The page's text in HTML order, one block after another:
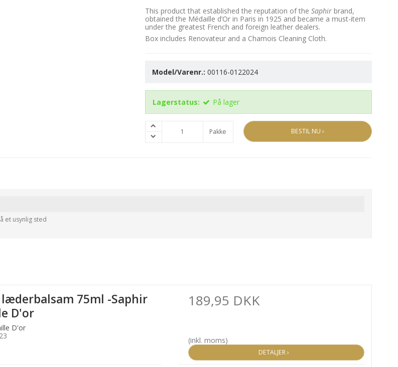
This product that established the reputation of the Saphirbrand,
obtained the Médaille d’Or in Paris in 1925 and became a must-item
under the greatest French and foreign leather dealers.
Box includes Renovateur and a Chamois Cleaning Cloth.
Model/Varenr.: 00116-0122024
Lagerstatus: På lager
Pakke BESTIL NU ›
et usynlig sted
læderbalsam 75ml -Saphir
D'or
D'or
189,95 DKK
(inkl. moms)
DETALJER ›